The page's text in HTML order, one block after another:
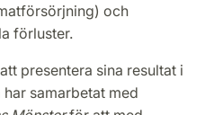
och
förluster.
presentera sina resultat i
samarbetat med